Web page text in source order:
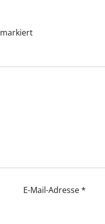
markiert
E-Mail-Adresse*